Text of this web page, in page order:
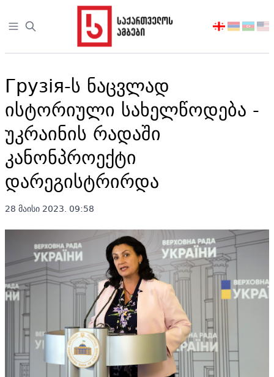
Open sidebar
აირჩიეთ
Грузія-ს ნაცვლად
ისტორიული სახელწოდება -
უკრაინის რადაში
კანონპროექტი
დარეგისტრირდა
28 მაისი 2023. 09:58